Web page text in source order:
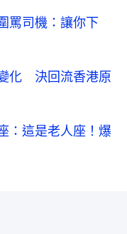
罵司機：讓你下
化 決回流香港原
：這是老人座！爆